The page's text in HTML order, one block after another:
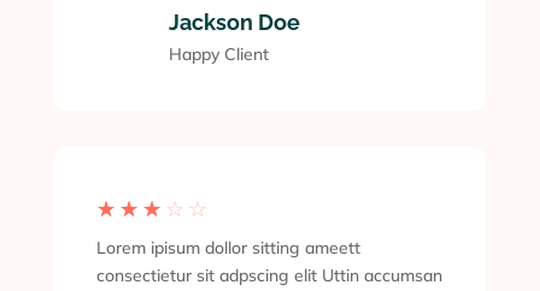
Jackson Doe
Happy Client
☆ ☆ ☆ ☆ ☆
Lorem ipisum dollor sitting ameett
consectietur sit adpscing elit Uttin accumsan